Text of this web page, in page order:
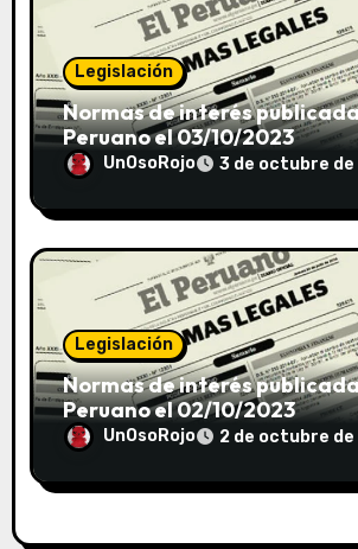
Legislación
Normas de interés
Peruano el 03/10/2023
UnOsoRojo 3 de octubre de
Legislación
Normas de interés
Peruano el 02/10/2023
UnOsoRojo 2 de octubre de